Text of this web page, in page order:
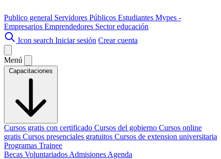
Publico general Servidores Públicos Estudiantes Mypes -
Empresarios Emprendedores Sector educación
Icon search Iniciar sesión Crear cuenta
Menú
Capacitaciones
Cursos gratis con certificado Cursos del gobierno Cursos online
gratis Cursos presenciales gratuitos Cursos de extension universitaria
Programas Trainee
Becas Voluntariados Admisiones Agenda